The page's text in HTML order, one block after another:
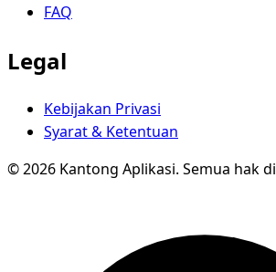
FAQ
Legal
Kebijakan Privasi
Syarat & Ketentuan
© 2026 Kantong Aplikasi. Semua hak